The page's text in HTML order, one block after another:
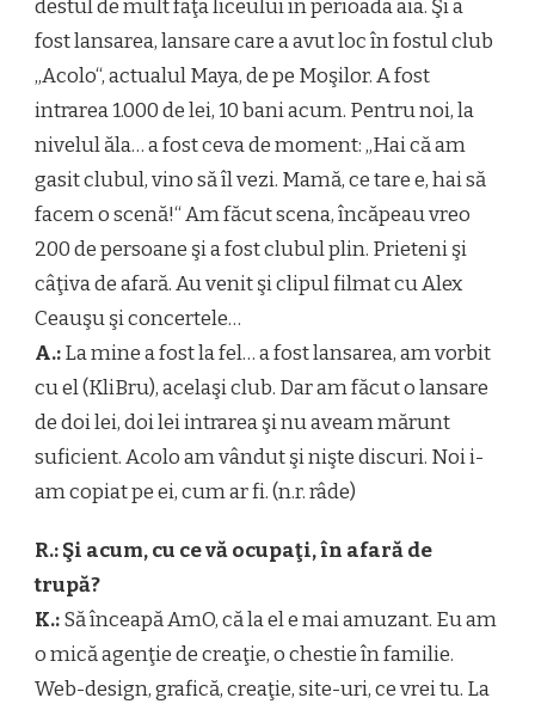
destul de mult faţa liceului în perioada aia. Şi a
fost lansarea, lansare care a avut loc în fostul club
„Acolo“, actualul Maya, de pe Moşilor. A fost
intrarea 1.000 de lei, 10 bani acum. Pentru noi, la
nivelul ăla… a fost ceva de moment: „Hai că am
gasit clubul, vino să îl vezi. Mamă, ce tare e, hai să
facem o scenă!“ Am făcut scena, încăpeau vreo
200 de persoane şi a fost clubul plin. Prieteni şi
câţiva de afară. Au venit şi clipul filmat cu Alex
Ceauşu şi concertele…
A.:La mine a fost la fel… a fost lansarea, am vorbit
cu el (KliBru), acelaşi club. Dar am făcut o lansare
de doi lei, doi lei intrarea şi nu aveam mărunt
suficient. Acolo am vândut şi nişte discuri. Noi i-
am copiat pe ei, cum ar fi. (n.r. râde)
R.: Şi acum, cu ce vă ocupaţi, în afară de
trupă?
K.:Să înceapă AmO, că la el e mai amuzant. Eu am
o mică agenţie de creaţie, o chestie în familie.
Web-design, grafică, creaţie, site-uri, ce vrei tu. La